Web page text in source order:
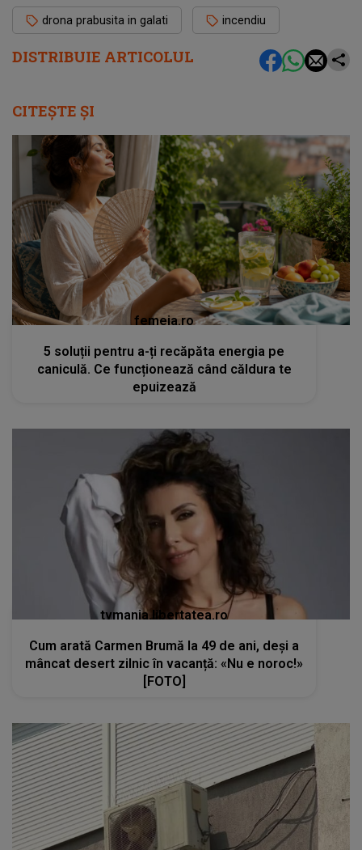
DISTRIBUIE ARTICOLUL
drona prabusita in galati incendiu
CITEȘTE ȘI
femeia.ro
5 soluții pentru a-ți recăpăta energia pe
caniculă. Ce funcționează când căldura te
epuizează
tvmania.libertatea.ro
Cum arată Carmen Brumă la 49 de ani, deși a
mâncat desert zilnic în vacanță: «Nu e noroc!»
[FOTO]